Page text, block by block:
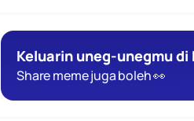
Keluarin uneg-unegmu di
Share meme juga boleh 👀